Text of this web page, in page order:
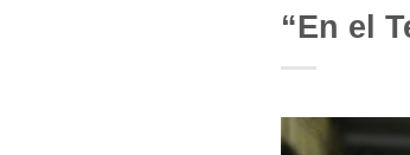
“En el